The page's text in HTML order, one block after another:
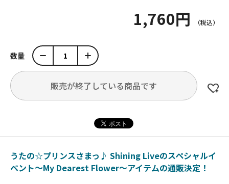
1,760円
数量
販売が終了している商品です
うたの☆プリンスさまっ♪ Shining Liveのスペシャルイ
ベント～My Dearest Flower～アイテムの通販決定！